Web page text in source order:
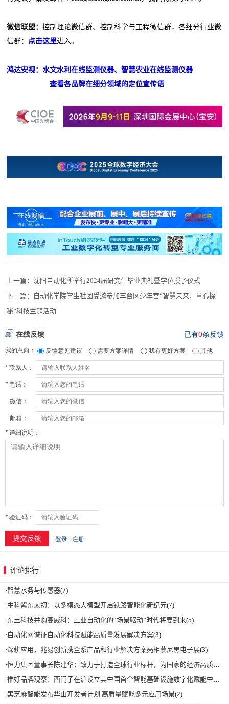
微信联盟：控制理论微信群、控制科学与工程微信群，各细分行业微
信群： 点击这里进入。
鸿达安视：水文水利在线监测仪器、智慧农业在线监测仪器
查看各品牌在细分领域的定位宣传语
上一篇：沈阳自动化所举行2024届研究生毕业典礼暨学位授予仪式
下一篇：
自动化学院学生社团受邀参加丰台区少年宫“智慧未来，童心探
秘”科技主题活动
评论排行
·智慧水务与传感器(7)
·中科紫东太初：以多模态大模型开启铁路智能化新纪元(7)
·东土科技并购高威科：工业自动化的“场景驱动”时代将要到来(5)
· 自动化网诚征自动化科技赋能高质量发展解决方案(3)
·深耕应用，兆易创新携全系产品和行业解决方案亮相慕尼黑电子展(3)
·恒力集团董事长陈建华：致力于打造全球行业标杆，为国家的经济高质量发展贡献更大力量|上海电气集团党委书记、董事长吴磊来访
·推好品牌观察：西门子在沪设立其中国首个智能基础设施数字化赋能中心
·黑芝麻智能发布华山开发者计划 高质量赋能多元应用场景(2)